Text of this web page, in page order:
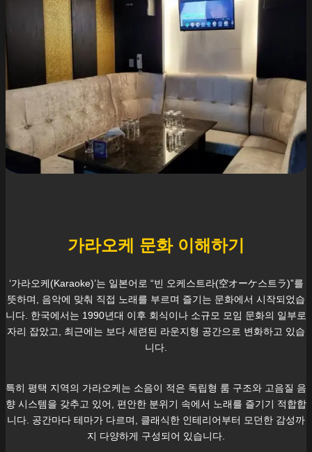
가라오케 문화 이해하기
‘가라오케(Karaoke)’는 일본어로 “빈 오케스트라(空オーケ스트ラ)”를
뜻하며, 음악에 맞춰 직접 노래를 부르며 즐기는 문화에서 시작되었습
니다. 한국에서는 1990년대 이후 회식이나 소규모 모임 문화의 일부로
자리 잡았고, 최근에는 보다 세련된 라운지형 공간으로 변화하고 있습
니다.
특히 평택 지역의 가라오케는 소음이 적은 독립형 룸 구조와 고음질 음
향 시스템을 갖추고 있어, 편안한 분위기 속에서 노래를 즐기기 적합합
니다. 공간마다 테마가 다르며, 클래식한 인테리어부터 모던한 감성까
지 다양하게 구성되어 있습니다.